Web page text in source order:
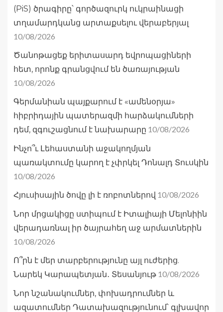
(PiS) ծրագիրը՝ գործազուրկ ուկրաինացի
տղամարդկանց արտաքսելու վերաբերյալ
10/08/2026
Ծանոթացեք երիտասարդ եվրոպացիների
հետ, որոնք գրանցվում են ծառայության
10/08/2026
Գերմանիան պայքարում է «ամենօրյա»
հիբրիդային պատերազմի հարձակումների
դեմ, զգուշացնում է նախարարը 10/08/2026
Ինչո՞ւ Լեհաստանի աջակողմյան
պառակտումը կարող է չփրկել Դոնալդ Տուսկին
10/08/2026
Հյուսիսային ծովը լի է ռոբոտներով 10/08/2026
Նոր մրցակիցը ստիպում է Իտալիայի Մելոնիին
վերադառնալ իր ծայրահեղ աջ արմատներին
10/08/2026
Ո՞րն է մեր տարբերությունը այլ ուժերից.
Նարեկ Կարապետյան․ Տեսանյութ 10/08/2026
Նոր նշանակումներ, փոխադրումներ և
ազատումներ Դատախազությունում՝ գլխավոր